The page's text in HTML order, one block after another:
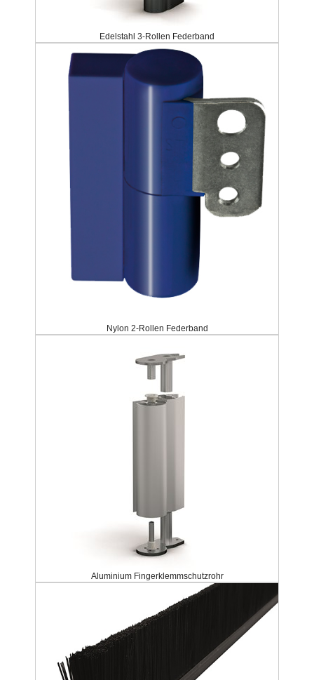
Edelstahl 3-Rollen Federband
Nylon 2-Rollen Federband
Aluminium Fingerklemmschutzrohr